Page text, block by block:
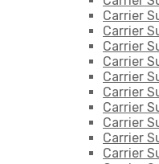
Carrier
Carrier
Carrier
Carrier
Carrier
Carrier
Carrier
Carrier
Carrier
Carrier